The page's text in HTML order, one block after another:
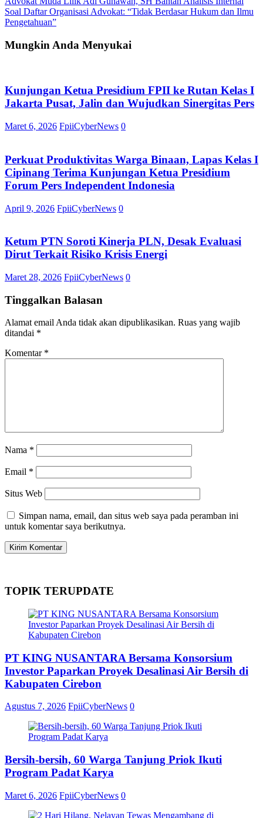
Soal Daftar Organisasi Advokat: “Tidak Berdasar Hukum dan Ilmu
Pengetahuan”
Mungkin Anda Menyukai
Kunjungan Ketua Presidium FPII ke Rutan Kelas I
Jakarta Pusat, Jalin dan Wujudkan Sinergitas Pers
Maret 6, 2026 FpiiCyberNews 0
Perkuat Produktivitas Warga Binaan, Lapas Kelas I
Cipinang Terima Kunjungan Ketua Presidium
Forum Pers Independent Indonesia
April 9, 2026 FpiiCyberNews 0
Ketum PTN Soroti Kinerja PLN, Desak Evaluasi
Dirut Terkait Risiko Krisis Energi
Maret 28, 2026 FpiiCyberNews 0
Tinggalkan Balasan
Alamat email Anda tidak akan dipublikasikan. Ruas yang wajib
ditandai *
Komentar *
Nama *
Email *
Situs Web
Simpan nama, email, dan situs web saya pada peramban ini
untuk komentar saya berikutnya.
TOPIK TERUPDATE
PT KING NUSANTARA Bersama Konsorsium
Investor Paparkan Proyek Desalinasi Air Bersih di
Kabupaten Cirebon
Agustus 7, 2026 FpiiCyberNews 0
Bersih-bersih, 60 Warga Tanjung Priok Ikuti
Program Padat Karya
Maret 6, 2026 FpiiCyberNews 0